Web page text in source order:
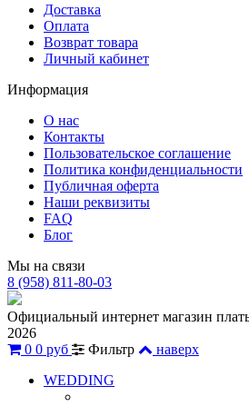
Доставка
Оплата
Возврат товара
Личный кабинет
Информация
О нас
Контакты
Пользовательское соглашение
Политика конфиденциальности
Публичная оферта
Наши реквизиты
FAQ
Блог
Мы на связи
8 (958) 811-80-03
Официальный интернет магазин
2026
0 0 руб Фильтр
наверх
WEDDING